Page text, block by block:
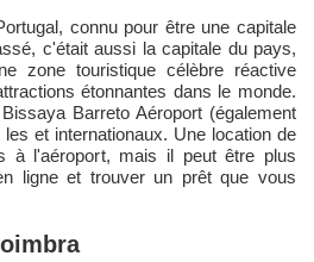
connu pour être une capitale
c'était aussi la capitale du pays,
zone touristique célèbre réactive
étonnantes dans le monde.
Barreto Aéroport (également
et internationaux. Une location de
à l'aéroport, mais il peut être plus
ligne et trouver un prêt que vous